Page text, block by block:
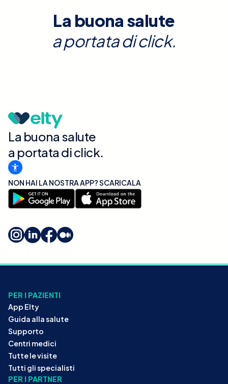
La buona salute
a portata di click.
La buona salute
a portata di click.
NON HAI LA NOSTRA APP? SCARICALA
PER I PAZIENTI
App Elty
Guida alla salute
Supporto
Centri medici
Tutte le visite
Tutti gli specialisti
PER I PARTNER